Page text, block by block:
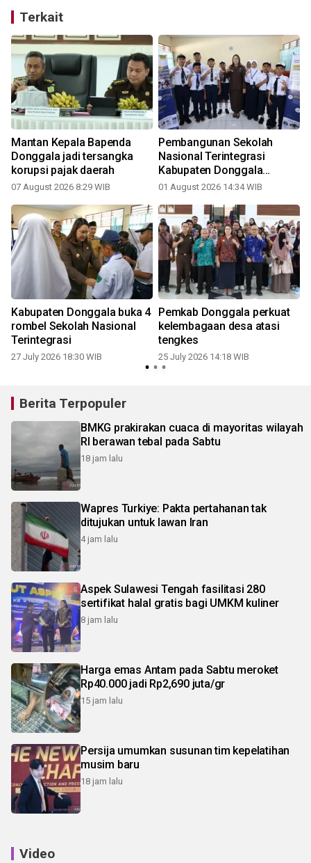
Terkait
Mantan Kepala Bapenda
Donggala jadi tersangka
korupsi pajak daerah
07 August 2026 8:29 WIB
Pembangunan Sekolah
Nasional Terintegrasi
Kabupaten Donggala
dimulai akhir 2026
01 August 2026 14:34 WIB
Kabupaten Donggala buka 4
rombel Sekolah Nasional
Terintegrasi
27 July 2026 18:30 WIB
Pemkab Donggala perkuat
kelembagaan desa atasi
tengkes
25 July 2026 14:18 WIB
Berita Terpopuler
BMKG prakirakan cuaca di mayoritas wilayah
RI berawan tebal pada Sabtu
18 jam lalu
Wapres Turkiye: Pakta pertahanan tak
ditujukan untuk lawan Iran
4 jam lalu
Aspek Sulawesi Tengah fasilitasi 280
sertifikat halal gratis bagi UMKM kuliner
8 jam lalu
Harga emas Antam pada Sabtu meroket
Rp40.000 jadi Rp2,690 juta/gr
15 jam lalu
Persija umumkan susunan tim kepelatihan
musim baru
18 jam lalu
Video